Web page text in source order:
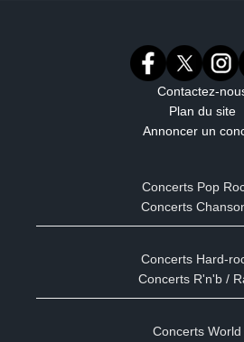
Contactez-
Plan du site
Annoncer un
Concerts Pop
Concerts
Concerts Hard-
Concerts R'n'b /
Concerts World